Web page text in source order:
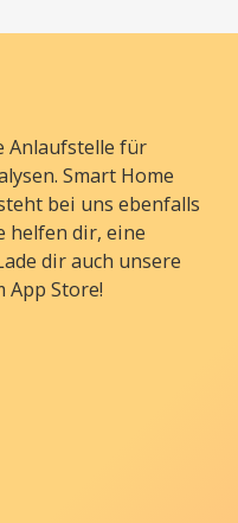
Anlaufstelle für
Smart Home
bei uns ebenfalls
helfen dir, eine
dir auch unsere
App Store!